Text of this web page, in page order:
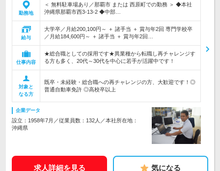
勤務地
＜ 無料駐車場あり／那覇市 または 西原町での勤務 ＞ ◆本社
沖縄県那覇市西3-13-2 ◆中部…
給与
大学卒／月給200,100円～ ＋ 諸手当 ＋ 賞与年2回 専門学校卒
／月給184,600円～ ＋ 諸手当 ＋ 賞与年2回…
仕事内容
★総合職としての採用です★異業種から転職し再チャレンジす
る方も多く、20代～30代を中心に若手が活躍中です！
対象と
なる方
既卒・未経験・総合職への再チャレンジの方、大歓迎です！◎
普通自動車免許 ◎高校卒以上
企業データ
設立：1958年7月／従業員数：132人／本社所在地：
沖縄県
求人詳細を見る 気になる